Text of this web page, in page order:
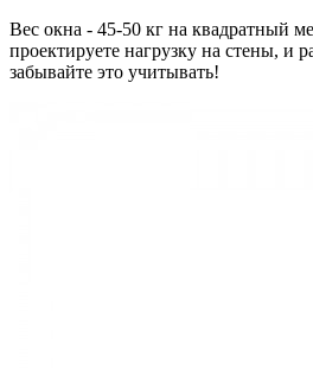
Вес окна - 45-50 кг на квадратный
проектируете нагрузку на стены, и
забывайте это учитывать!